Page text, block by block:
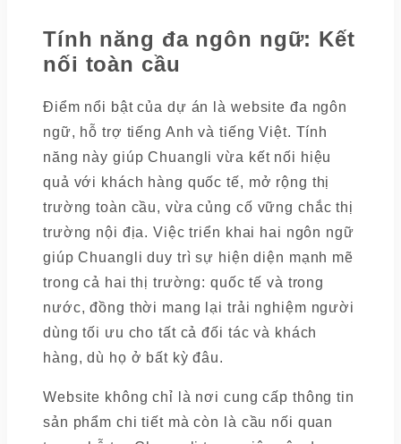
Tính năng đa ngôn ngữ: Kết
nối toàn cầu
Điểm nổi bật của dự án là website đa ngôn
ngữ, hỗ trợ tiếng Anh và tiếng Việt. Tính
năng này giúp Chuangli vừa kết nối hiệu
quả với khách hàng quốc tế, mở rộng thị
trường toàn cầu, vừa củng cố vững chắc thị
trường nội địa. Việc triển khai hai ngôn ngữ
giúp Chuangli duy trì sự hiện diện mạnh mẽ
trong cả hai thị trường: quốc tế và trong
nước, đồng thời mang lại trải nghiệm người
dùng tối ưu cho tất cả đối tác và khách
hàng, dù họ ở bất kỳ đâu.
Website không chỉ là nơi cung cấp thông tin
sản phẩm chi tiết mà còn là cầu nối quan